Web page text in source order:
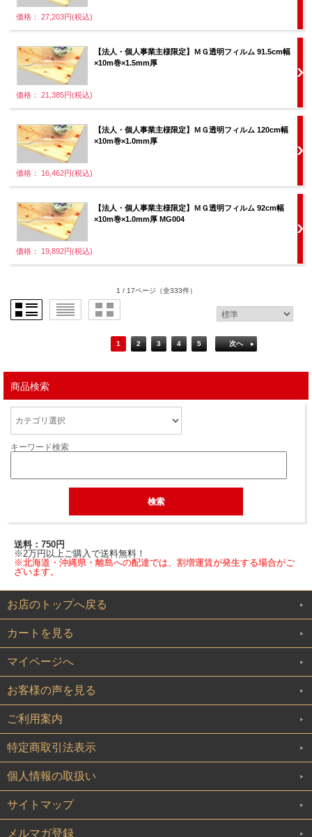
価格： 27,203円(税込)
【法人・個人事業主様限定】ＭＧ透明フィルム 91.5cm幅
×10m巻×1.5mm厚
価格： 21,385円(税込)
【法人・個人事業主様限定】ＭＧ透明フィルム 120cm幅
×10m巻×1.0mm厚
価格： 16,462円(税込)
【法人・個人事業主様限定】ＭＧ透明フィルム 92cm幅
×10m巻×1.0mm厚 MG004
価格： 19,892円(税込)
1 / 17ページ （全333件）
1 2 3 4 5 次へ
商品検索
キーワード検索
送料：750円
※2万円以上ご購入で送料無料！
※北海道・沖縄県・離島への配達では、割増運賃が発生する場合がご
ざいます。
お店のトップへ戻る
カートを見る
マイページへ
お客様の声を見る
ご利用案内
特定商取引法表示
個人情報の取扱い
サイトマップ
メルマガ登録